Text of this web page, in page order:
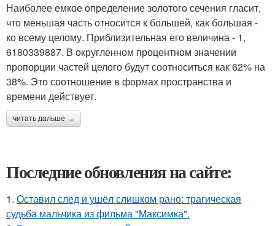
Наиболее емкое определение золотого сечения гласит,
что меньшая часть относится к большей, как большая -
ко всему целому. Приблизительная его величина - 1,
6180339887. В округленном процентном значении
пропорции частей целого будут соотноситься как 62% на
38%. Это соотношение в формах пространства и
времени действует.
читать дальше →
Последние обновления на сайте:
1. Оставил след и ушёл слишком рано: трагическая
судьба мальчика из фильма "Максимка".